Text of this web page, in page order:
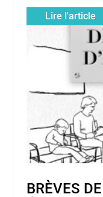
Lire l'article
BRÈVES